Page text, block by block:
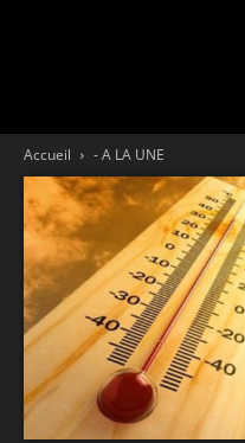
Accueil - A LA UNE